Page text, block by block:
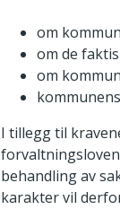
om
om de
om
I tillegg til
behandling av
karakter vil